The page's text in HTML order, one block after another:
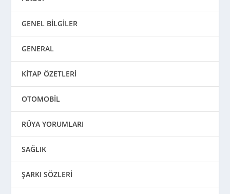
GENEL BİLGİLER
GENERAL
KİTAP ÖZETLERİ
OTOMOBİL
RÜYA YORUMLARI
SAĞLIK
ŞARKI SÖZLERİ